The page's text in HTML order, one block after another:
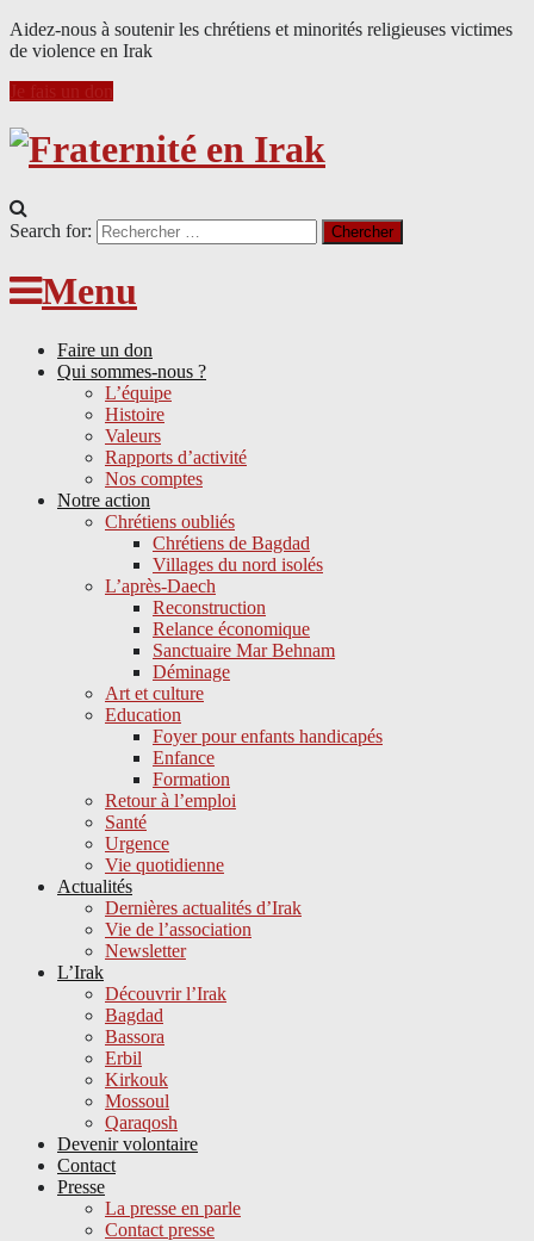
Aidez-nous à soutenir les chrétiens et minorités religieuses victimes
de violence en Irak
Je fais un don
Search for:
Menu
Faire un don
Qui sommes-nous ?
L’équipe
Histoire
Valeurs
Rapports d’activité
Nos comptes
Notre action
Chrétiens oubliés
Chrétiens de Bagdad
Villages du nord isolés
L’après-Daech
Reconstruction
Relance économique
Sanctuaire Mar Behnam
Déminage
Art et culture
Education
Foyer pour enfants handicapés
Enfance
Formation
Retour à l’emploi
Santé
Urgence
Vie quotidienne
Actualités
Dernières actualités d’Irak
Vie de l’association
Newsletter
L’Irak
Découvrir l’Irak
Bagdad
Bassora
Erbil
Kirkouk
Mossoul
Qaraqosh
Devenir volontaire
Contact
Presse
La presse en parle
Contact presse